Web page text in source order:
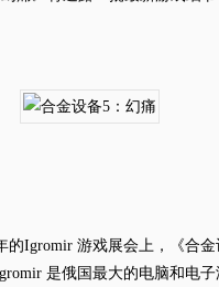
Igromir 游戏展会上，《合金
是俄国最大的电脑和电